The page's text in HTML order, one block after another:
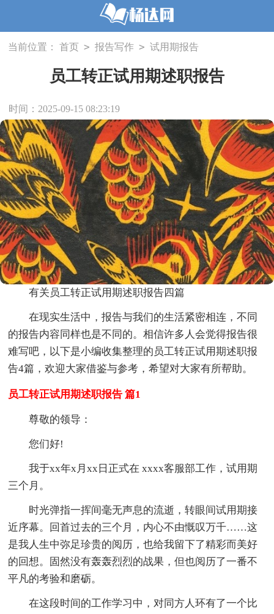
当前位置： 首页 > 报告写作 > 试用期报告
员工转正试用期述职报告
时间：2025-09-15 08:23:19
有关员工转正试用期述职报告四篇
在现实生活中，报告与我们的生活紧密相连，不同
的报告内容同样也是不同的。相信许多人会觉得报告很
难写吧，以下是小编收集整理的员工转正试用期述职报
告4篇，欢迎大家借鉴与参考，希望对大家有所帮助。
员工转正试用期述职报告 篇1
尊敬的领导：
您们好!
我于xx年x月xx日正式在 xxxx客服部工作，试用期
三个月。
时光弹指一挥间毫无声息的流逝，转眼间试用期接
近序幕。回首过去的三个月，内心不由慨叹万千……这
是我人生中弥足珍贵的阅历，也给我留下了精彩而美好
的回想。固然没有轰轰烈烈的战果，但也阅历了一番不
平凡的考验和磨砺。
在这段时间的工作学习中，对同方人环有了一个比